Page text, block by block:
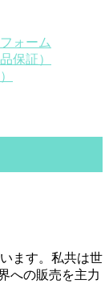
ォーム
保証）
ます。私共は世
への販売を主力